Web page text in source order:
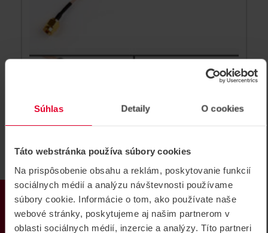
Súhlas Detaily O cookies
Táto webstránka používa súbory cookies
Na prispôsobenie obsahu a reklám, poskytovanie funkcií
sociálnych médií a analýzu návštevnosti používame
súbory cookie. Informácie o tom, ako používate naše
webové stránky, poskytujeme aj našim partnerom v
oblasti sociálnych médií, inzercie a analýzy. Títo partneri
PRODUKTY
pripojenie
Satel IPX-SMA redukcia kábla na pripojenie konektora
IPX modulu GSM/GPRS
IPX-SMA